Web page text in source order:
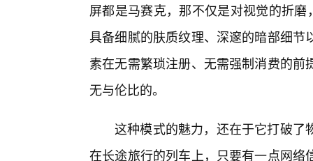
屏都是马赛克，那不仅是对视觉的折
具备细腻的肤质纹理、深邃的暗部细
素在无需繁琐注册、无需强制消费的
无与伦比的。
这种模式的魅力，还在于它打破了
在长途旅行的列车上，只要有一点网